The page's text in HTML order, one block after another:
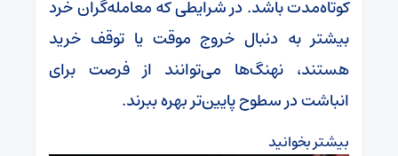
کوتاه‌مدت باشد. در شرایطی که معامله‌گران خرد
بیشتر به دنبال خروج موقت یا توقف خرید
هستند، نهنگ‌ها می‌توانند از فرصت برای
انباشت در سطوح پایین‌تر بهره ببرند.
بیشتر بخوانید